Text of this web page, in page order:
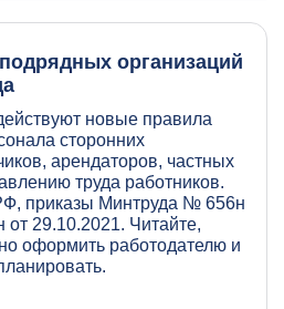
организаций
новые правила
сторонних
арендаторов, частных
труда работников.
приказы Минтруда № 656н
29.10.2021. Читайте,
оформить работодателю и